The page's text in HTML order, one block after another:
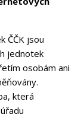
ČČK jsou
jednotek
osobám ani
která